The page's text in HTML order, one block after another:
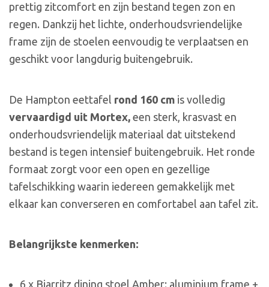
prettig zitcomfort en zijn bestand tegen zon en
regen. Dankzij het lichte, onderhoudsvriendelijke
frame zijn de stoelen eenvoudig te verplaatsen en
geschikt voor langdurig buitengebruik.
De Hampton eettafel rond 160 cm is volledig
vervaardigd uit Mortex, een sterk, krasvast en
onderhoudsvriendelijk materiaal dat uitstekend
bestand is tegen intensief buitengebruik. Het ronde
formaat zorgt voor een open en gezellige
tafelschikking waarin iedereen gemakkelijk met
elkaar kan converseren en comfortabel aan tafel zit.
Belangrijkste kenmerken:
6 x Biarritz dining stoel Amber: aluminium frame +